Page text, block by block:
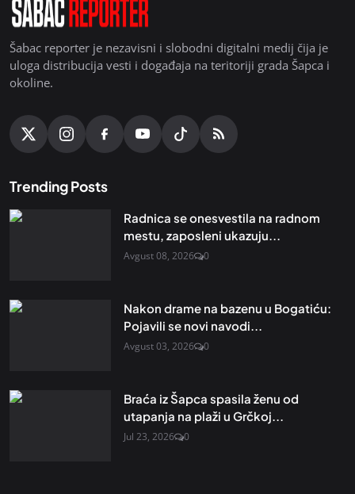
Šabac reporter je nezavisni i slobodni digitalni medij čija je
uloga distribucija vesti i događaja na teritoriji grada Šapca i
okoline.
Trending Posts
Radnica se onesvestila na radnom
mestu, zaposleni ukazuju...
Avgust 08, 2026 0
Nakon drame na bazenu u Bogatiću:
Pojavili se novi navodi...
Avgust 03, 2026 0
Braća iz Šapca spasila ženu od
utapanja na plaži u Grčkoj...
Jul 23, 2026 0